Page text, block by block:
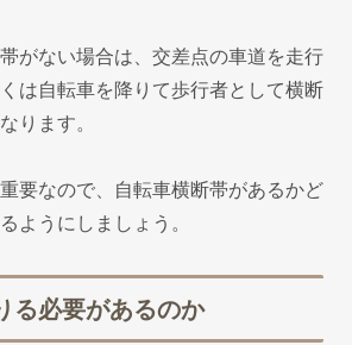
がない場合は、交差点の車道を走行
は自転車を降りて歩行者として横断
ります。
要なので、自転車横断帯があるかど
ようにしましょう。
る必要があるのか